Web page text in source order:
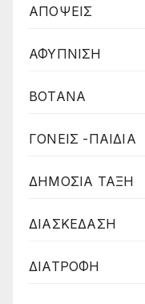
ΑΠΟΨΕΙΣ
ΑΦΥΠΝΙΣΗ
ΒΟΤΑΝΑ
ΓΟΝΕΙΣ -ΠΑΙΔΙΑ
ΔΗΜΟΣΙΑ ΤΑΞΗ
ΔΙΑΣΚΕΔΑΣΗ
ΔΙΑΤΡΟΦΗ